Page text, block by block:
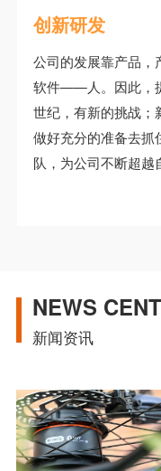
智能制造
化管理软件，使得
线，迈向生产智能化
器，成为国际上少
业之一；持续的原
司的行业美誉度和
NEWS
新闻资讯